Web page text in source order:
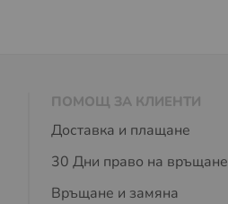
ПОМОЩ ЗА КЛИЕНТИ
Доставка и плащане
30 Дни право на връщане
Връщане и замяна